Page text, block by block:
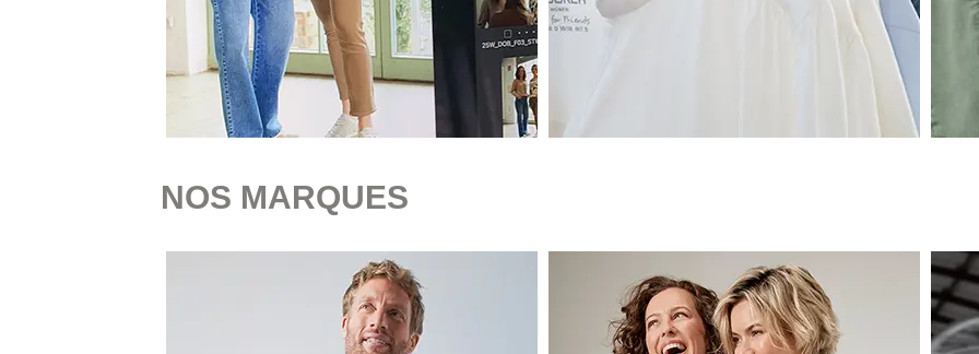
NOS MARQUES